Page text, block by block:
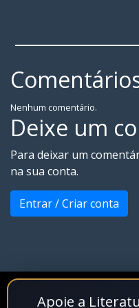
Nenhum comentário.
Deixe um
Para deixar um
na sua conta.
Entrar / Criar conta
Apoie a